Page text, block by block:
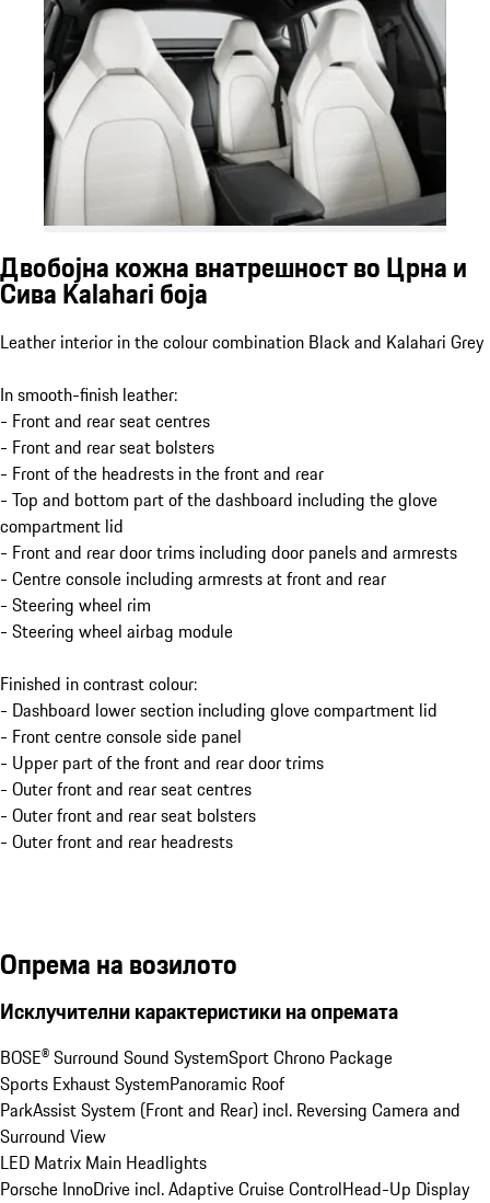
Двобојна кожна внатрешност во Црна и
Сива Kalahari боја
Leather interior in the colour combination Black and Kalahari Grey
In smooth-finish leather:
- Front and rear seat centres
- Front and rear seat bolsters
- Front of the headrests in the front and rear
- Top and bottom part of the dashboard including the glove
compartment lid
- Front and rear door trims including door panels and armrests
- Centre console including armrests at front and rear
- Steering wheel rim
- Steering wheel airbag module
Finished in contrast colour:
- Dashboard lower section including glove compartment lid
- Front centre console side panel
- Upper part of the front and rear door trims
- Outer front and rear seat centres
- Outer front and rear seat bolsters
- Outer front and rear headrests
Опрема на возилото
Исклучителни карактеристики на опремата
BOSE® Surround Sound SystemSport Chrono Package
Sports Exhaust SystemPanoramic Roof
ParkAssist System (Front and Rear) incl. Reversing Camera and
Surround View
LED Matrix Main Headlights
Porsche InnoDrive incl. Adaptive Cruise ControlHead-Up Display